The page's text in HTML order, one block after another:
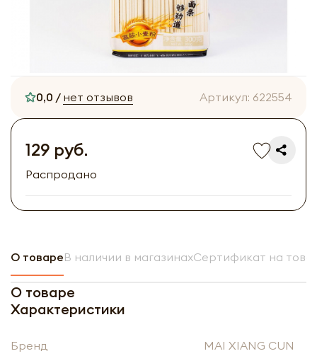
0,0 / нет отзывов Артикул: 622554
129 руб.
Распродано
О товареВ наличии в магазинахСертификат на
О товаре
Характеристики
Бренд MAI XIANG CUN